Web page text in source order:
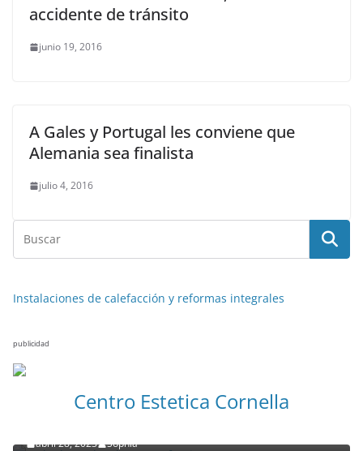
accidente de tránsito
junio 19, 2016
A Gales y Portugal les conviene que
Alemania sea finalista
julio 4, 2016
Instalaciones de calefacción y reformas integrales
publicidad
Centro Estetica Cornella
abril 28, 2023 Sophia